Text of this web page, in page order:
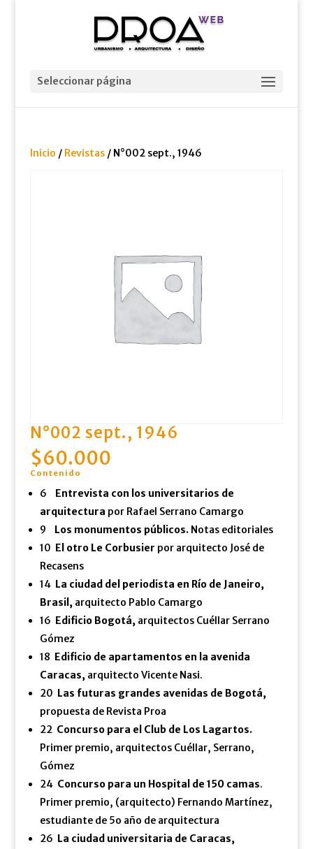
Seleccionar página
Inicio / Revistas/ N°002 sept., 1946
N°002 sept., 1946
$60.000
Contenido
6 Entrevista con los universitarios de
arquitectura por Rafael Serrano Camargo
9 Los monumentos públicos. Notas editoriales
10 El otro Le Corbusier por arquitecto José de
Recasens
14 La ciudad del periodista en Río de Janeiro,
Brasil, arquitecto Pablo Camargo
16 Edificio Bogotá, arquitectos Cuéllar Serrano
Gómez
18 Edificio de apartamentos en la avenida
Caracas, arquitecto Vicente Nasi.
20 Las futuras grandes avenidas de Bogotá,
propuesta de Revista Proa
22 Concurso para el Club de Los Lagartos.
Primer premio, arquitectos Cuéllar, Serrano,
Gómez
24 Concurso para un Hospital de 150 camas.
Primer premio, (arquitecto) Fernando Martínez,
estudiante de 5o año de arquitectura
26 La ciudad universitaria de Caracas,